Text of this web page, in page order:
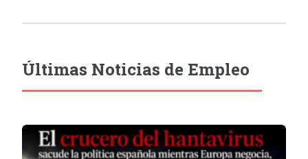
Últimas Noticias de Empleo